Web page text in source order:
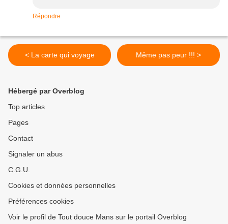
Répondre
< La carte qui voyage Même pas peur !!! >
Hébergé par Overblog
Top articles
Pages
Contact
Signaler un abus
C.G.U.
Cookies et données personnelles
Préférences cookies
Voir le profil de Tout douce Mans sur le portail Overblog